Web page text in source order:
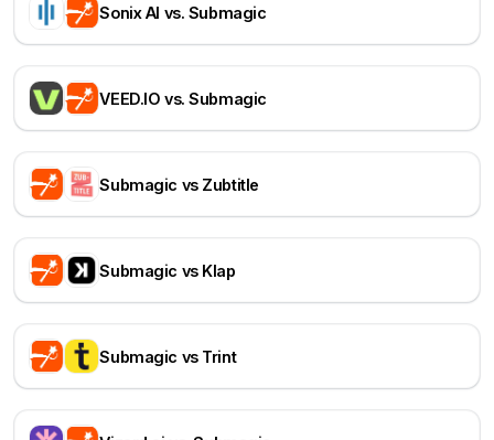
Sonix AI vs. Submagic
VEED.IO vs. Submagic
Submagic vs Zubtitle
Submagic vs Klap
Submagic vs Trint